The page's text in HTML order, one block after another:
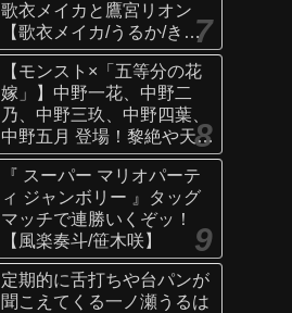
歌衣メイカと鷹宮リオン
【歌衣メイカ/うるか/きな
こ/ありさか/鷹宮リオン】
【モンスト×「五等分の花
嫁」】中野一花、中野二
乃、中野三玖、中野四葉、
中野五月 登場！黎絶や天魔
の孤城〜空中庭園〜などで
活躍！オリジナルSSにも注
目！【新キャラ使ってみた
｜モンスト公式】
『 スーパー マリオパーテ
ィ ジャンボリー 』タッグ
マッチで連勝いくぞッ！
【風楽奏斗/笹木咲】
定期的に舌打ちや台パンが
聞こえてくる一ノ瀬うるは